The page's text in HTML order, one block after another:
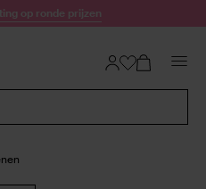
op ronde prijzen